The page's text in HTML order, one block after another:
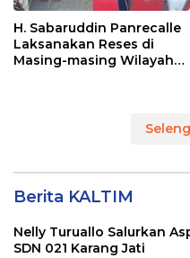
H. Sabaruddin Panrecalle
Laksanakan Reses di
Masing-masing Wilayah
Berita KALTIM
Nelly Turuallo Salurkan
SDN 021 Karang Jati